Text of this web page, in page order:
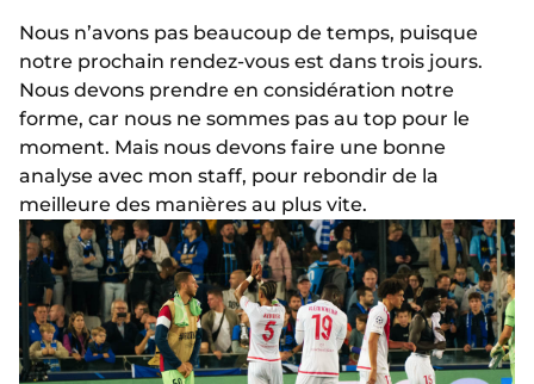
Nous n’avons pas beaucoup de temps, puisque
notre prochain rendez-vous est dans trois jours.
Nous devons prendre en considération notre
forme, car nous ne sommes pas au top pour le
moment. Mais nous devons faire une bonne
analyse avec mon staff, pour rebondir de la
meilleure des manières au plus vite.